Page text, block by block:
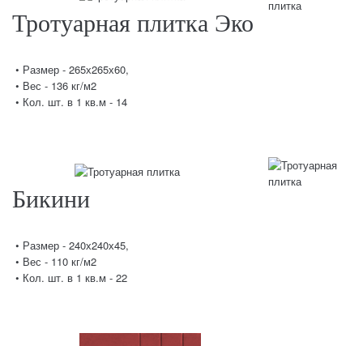
Тротуарная плитка Эко
• Размер - 265х265х60,
• Вес - 136 кг/м2
• Кол. шт. в 1 кв.м - 14
Бикини
• Размер - 240х240х45,
• Вес - 110 кг/м2
• Кол. шт. в 1 кв.м - 22